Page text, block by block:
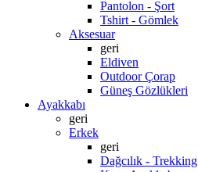
Pantolon - Şort
Tshirt - Gömlek
Aksesuar
geri
Eldiven
Outdoor Çorap
Güneş Gözlükleri
Ayakkabı
geri
Erkek
geri
Dağcılık - Trekking